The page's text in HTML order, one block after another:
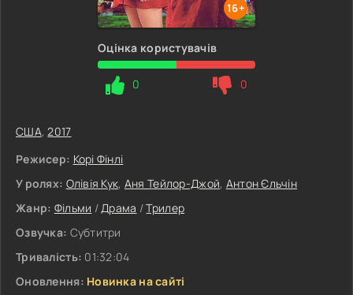
16+
Оцінка користувачів
0 0
США,2017
Режисер: Корі Фінлі
У ролях: Олівія Кук, Аня Тейлор-Джой, Антон Єльчін
Жанр: Фільми /Драма /Трилер
Озвучка: Субтитри
Тривалість: 01:32:04
Оновлення: Новинка на сайті